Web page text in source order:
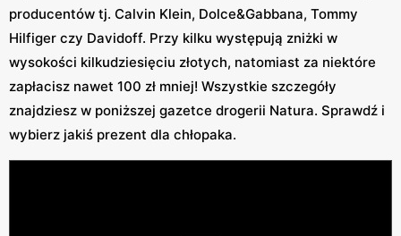
producentów tj. Calvin Klein, Dolce&Gabbana, Tommy
Hilfiger czy Davidoff. Przy kilku występują zniżki w
wysokości kilkudziesięciu złotych, natomiast za niektóre
zapłacisz nawet 100 zł mniej! Wszystkie szczegóły
znajdziesz w poniższej gazetce drogerii Natura. Sprawdź i
wybierz jakiś prezent dla chłopaka.